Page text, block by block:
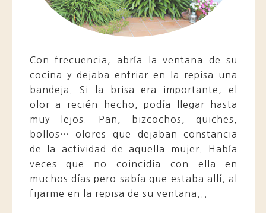
Con frecuencia, abría la ventana de su
cocina y dejaba enfriar en la repisa una
bandeja. Si la brisa era importante, el
olor a recién hecho, podía llegar hasta
muy lejos. Pan, bizcochos, quiches,
bollos… olores que dejaban constancia
de la actividad de aquella mujer. Había
veces que no coincidía con ella en
muchos días pero sabía que estaba allí, al
fijarme en la repisa de su ventana...